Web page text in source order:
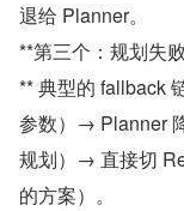
退给 Planner。
**第三个：规划失
** 典型的 fallback
参数）→ Planner
规划）→ 直接切
的方案）。